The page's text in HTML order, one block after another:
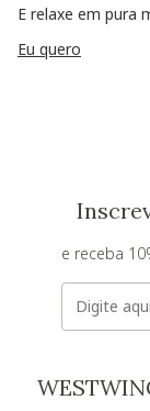
E relaxe em pura
Eu quero
e receba
E-mail